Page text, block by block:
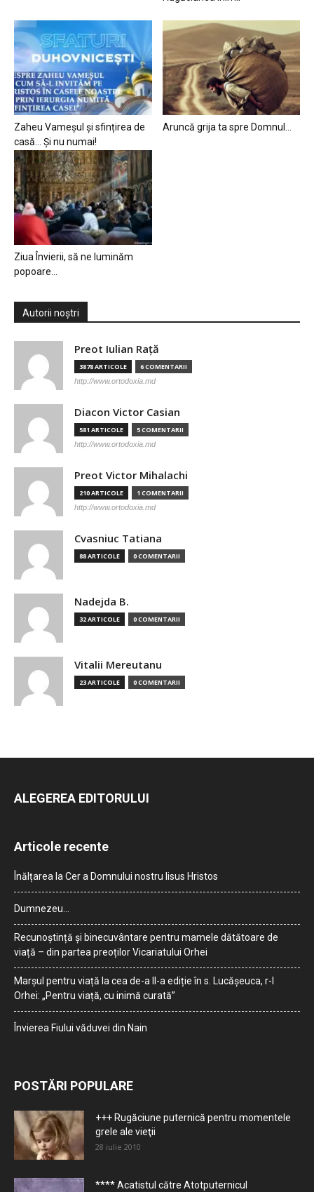
Zaheu Vameșul și sfințirea de
casă… Și nu numai!
Aruncă grija ta spre Domnul…
Ziua Învierii, să ne luminăm
popoare…
Autorii noștri
Preot Iulian Raţă
3878 ARTICOLE 6 COMENTARII
http://www.ortodoxia.md
Diacon Victor Casian
581 ARTICOLE 5 COMENTARII
http://www.ortodoxia.md
Preot Victor Mihalachi
210 ARTICOLE 1 COMENTARII
http://www.ortodoxia.md
Cvasniuc Tatiana
88 ARTICOLE 0 COMENTARII
Nadejda B.
32 ARTICOLE 0 COMENTARII
Vitalii Mereutanu
23 ARTICOLE 0 COMENTARII
ALEGEREA EDITORULUI
Articole recente
Înălțarea la Cer a Domnului nostru Iisus Hristos
Dumnezeu…
Recunoștință și binecuvântare pentru mamele dătătoare de
viață – din partea preoților Vicariatului Orhei
Marșul pentru viață la cea de-a II-a ediție în s. Lucășeuca, r-l
Orhei: „Pentru viață, cu inimă curată”
Învierea Fiului văduvei din Nain
POSTĂRI POPULARE
+++ Rugăciune puternică pentru momentele
grele ale vieţii
28 iulie 2010
**** Acatistul către Atotputernicul